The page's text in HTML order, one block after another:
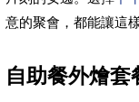
意的聚會，都能讓這
自助餐外燴